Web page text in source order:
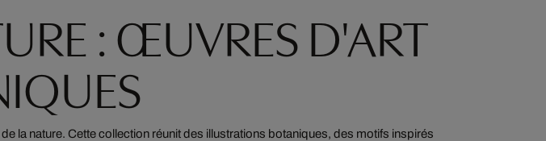
: ŒUVRES D'ART
la nature. Cette collection réunit des illustrations botaniques, des motifs inspirés